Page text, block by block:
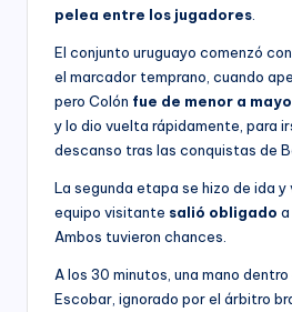
pelea entre los jugadores
El conjunto uruguayo comenzó
el marcador temprano, cuando
pero Colón fue de menor a
y lo dio vuelta rápidamente, para
descanso tras las conquistas de
La segunda etapa se hizo de ida y
equipo visitante salió obligado a
Ambos tuvieron chances.
A los 30 minutos, una mano
Escobar, ignorado por el árbitro